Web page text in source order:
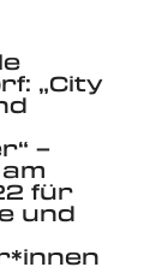
„City
–
für
und